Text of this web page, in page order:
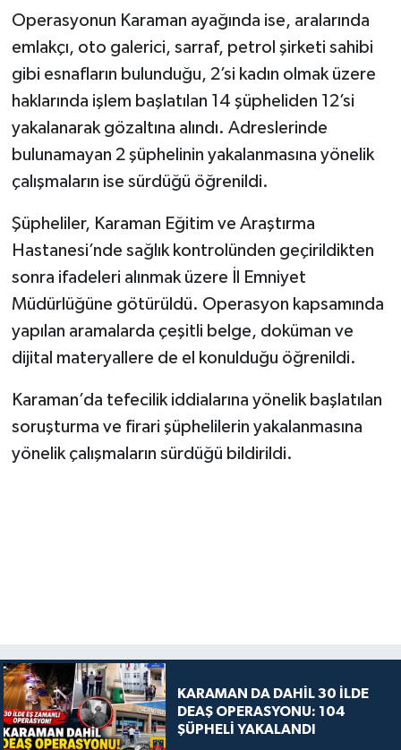
Operasyonun Karaman ayağında ise, aralarında
emlakçı, oto galerici, sarraf, petrol şirketi sahibi
gibi esnafların bulunduğu, 2’si kadın olmak üzere
haklarında işlem başlatılan 14 şüpheliden 12’si
yakalanarak gözaltına alındı. Adreslerinde
bulunamayan 2 şüphelinin yakalanmasına yönelik
çalışmaların ise sürdüğü öğrenildi.
Şüpheliler, Karaman Eğitim ve Araştırma
Hastanesi’nde sağlık kontrolünden geçirildikten
sonra ifadeleri alınmak üzere İl Emniyet
Müdürlüğüne götürüldü. Operasyon kapsamında
yapılan aramalarda çeşitli belge, doküman ve
dijital materyallere de el konulduğu öğrenildi.
Karaman’da tefecilik iddialarına yönelik başlatılan
soruşturma ve firari şüphelilerin yakalanmasına
yönelik çalışmaların sürdüğü bildirildi.
KARAMAN DA DAHİL 30 İLDE
DEAŞ OPERASYONU: 104
ŞÜPHELİ YAKALANDI